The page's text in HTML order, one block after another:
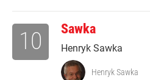
Sawka
Henryk Sawka
10
Henryk Sawka